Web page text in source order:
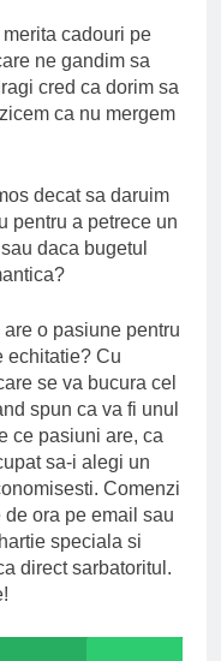
cadouri pe
ne gandim sa
cred ca dorim sa
ca nu mergem
decat sa daruim
pentru a petrece un
daca bugetul
o pasiune pentru
echitatie? Cu
se va bucura cel
spun ca va fi unul
ce pasiuni are, ca
sa-i alegi un
Comenzi
ora pe email sau
speciala si
direct sarbatoritul.